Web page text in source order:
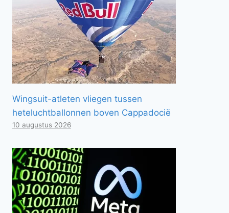
Wingsuit-atleten vliegen tussen
heteluchtballonnen boven Cappadocië
10 augustus 2026